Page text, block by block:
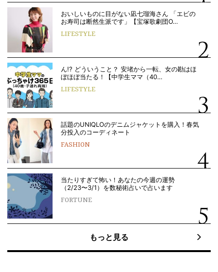
おいしいものに目がない凪七瑠海さん 「エビの
お寿司は断然生派です」【宝塚歌劇団O…
LIFESTYLE
ん!? どういうこと？ 安堵から一転、女の勘はほ
ぼほぼ当たる！【中学生ママ（40…
LIFESTYLE
話題のUNIQLOのデニムジャケットを購入！春気
分投入のコーディネート
FASHION
当たりすぎて怖い！あなたの今週の運勢
（2/23〜3/1）を数秘術占いで占います
FORTUNE
もっと見る